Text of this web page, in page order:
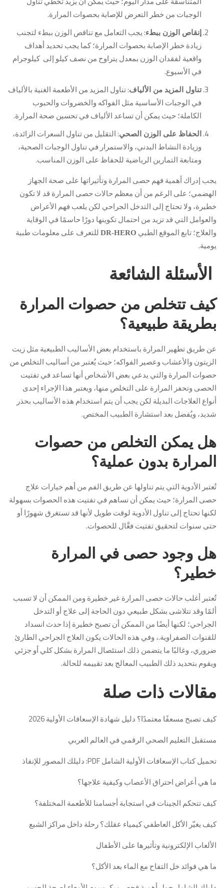
الوجبات من خطر التعرض للإصابة بحصوات المرارة.
إنقاص الوزن ببطء: يجب التعامل مع تناقص الوزن ببطء لتجنب
زيادة خطر الإصابة بحصوات المرارة؛ كما يجب تحديد أهداف
واقعية لفقدان الوزن بمعدل يتراوح من نصف كيلو إلى كيلوجرام
في الأسبوع.
تناول المزيد من الألياف: تناول المزيد من الأطعمة الغنية بالألياف
في الوجبات الأساسية مثل الفواكه والخضروات والحبوب
الكاملة؛ حيث يمكن أن تساعد الألياف في تحسين صحة المرارة.
الحفاظ على الوزن الصحي: التقليل من تناول السعرات الزائدة،
وزيادة النشاط البدني، والاستمرار في تناول الوجبات الصحية،
ومتابعة التمارين الرياضية للحفاظ على الوزن المناسب.
يجب إدراك أهمية فهم حصى المرارة وتأثيراتها على صحة الجهاز
الهضمي؛ على الرغم من أن معظم حالات حصى المرارة قد لا تكون
خطيرة، ولا تحتاج إلى التدخل الجراحي لكن يلعب فهم الأعراض
والعوامل التي قد تزيد من احتمال تكوينها دورًا حاسمًا في الوقاية
والعلاج؛ تابع الموقع الطبي DR-HERO للتعرف على معلومات طبية
يومية.
الأسئلة الشائعة
كيف تتخلص من حصوات المرارة
بطريقة طبيعية؟
عن طريق تطهير المرارة باستخدام بعض الأساليب الطبيعية مثل زيت
الزيتون والأعشاب وعصير الفواكه؛ حيث يُعتبر من أساليب التخلص من
حصوات المرارة والتي يدعي بعض الأشخاص أنها تساعد في تفتيت
الحصى وتحفز المرارة على التخلص منها، ويعتبر هذا الإجراء إحدى
أنواع العلاجات البديلة لكن يجب أن يتم استخدام هذه الأساليب بحذر
شديد، ويُفضل بعد استشارة الطبيب المختص.
هل يمكن التخلص من حصوات
المرارة بدون عملية؟
تُعتبر الأدوية التي يتم تناولها عن طريق الفم من أهم خيارات علاج
حصى المرارة؛ حيث يمكن أن تساهم في تفتيت هذه الحصوات بسهولة
لكنها تحتاج إلى تناول الأدوية لوقت طويل لأنها قد تستغرق شهورًا أو
حتى سنوات لتحقيق تفتيت فعَّال للحصوات.
هل وجود حصى في المرارة
خطير؟
تُعتبر أغلب حالات حصى المرارة غير خطيرة ومن الممكن أن لا تسبب
ألمًا وقد تتلاشى بشكل طبيعي دون الحاجة إلى علاج أو التدخل
الجراحي؛ لكنها أيضًا من الممكن أن تصبح خطيرة إذا حدث انسداد
للقنوات الصفراوية.، وفي هذه الحالات يكون العلاج الجراحي الطارئ
ضروري، وغالبًا ما يتضمن ذلك استئصال المرارة بشكل كلي أو جزئي
ويقوم بتحديد ذلك الطبيب المعالج بعد تقييمه للحالة.
مقالات ذات صلة
كيف تصبح مسعفًا معتمدًا؟ دليل شهادة الإسعافات الأولية 2026
مستقبل التعليم الصحي الرقمي في العالم العربي
تحميل كتاب الإسعافات الأولية الشامل PDF: دليلك المصور للإنقاذ
ما هي أعراض احتراق الأعصاب وكيفية علاجها؟
كيف تتحكم الجينات في استجابة أجسامنا للأطعمة المختلفة؟
كيف يغيّر الأكل العاطفي كيمياء عقلك؟ رحلة داخل مراكز الشبع
الألعاب الإلكترونية وتأثيرها على الأطفال
ما هي فوائد خل التفاح مع الماء بعد الأكل؟